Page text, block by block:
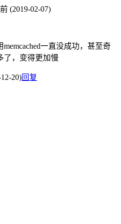
(2019-02-07)
一直没成功，甚至奇
了，变得更加慢
20)回复